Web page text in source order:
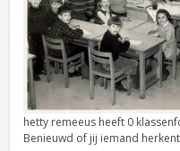
hetty remeeus heeft 0
Benieuwd of jij iemand